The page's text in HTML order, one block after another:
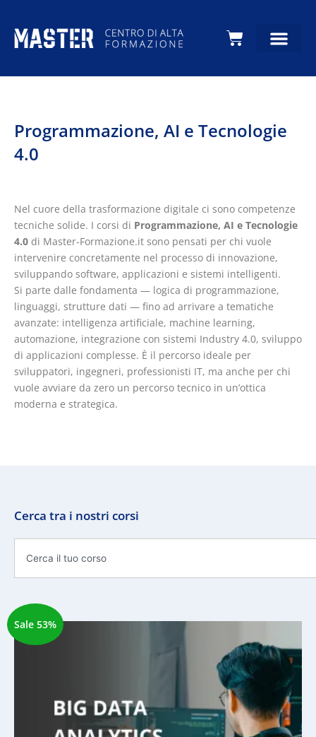
Carrello
Programmazione, AI e Tecnologie
4.0
Nel cuore della trasformazione digitale ci sono competenze
tecniche solide. I corsi di Programmazione, AI e Tecnologie
4.0 di Master-Formazione.it sono pensati per chi vuole
intervenire concretamente nel processo di innovazione,
sviluppando software, applicazioni e sistemi intelligenti.
Si parte dalle fondamenta — logica di programmazione,
linguaggi, strutture dati — fino ad arrivare a tematiche
avanzate: intelligenza artificiale, machine learning,
automazione, integrazione con sistemi Industry 4.0, sviluppo
di applicazioni complesse. È il percorso ideale per
sviluppatori, ingegneri, professionisti IT, ma anche per chi
vuole avviare da zero un percorso tecnico in un’ottica
moderna e strategica.
Cerca tra i nostri corsi
Sale 53% Il
prezzo